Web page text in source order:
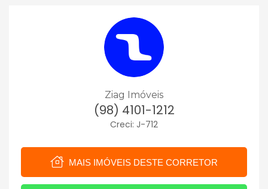
Ziag Imóveis
(98) 4101-1212
Creci: J-712
MAIS IMÓVEIS DESTE CORRETOR